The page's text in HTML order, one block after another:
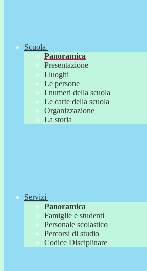
Scuola
Panoramica
Presentazione
I luoghi
Le persone
I numeri della scuola
Le carte della scuola
Organizzazione
La storia
Servizi
Panoramica
Famiglie e studenti
Personale scolastico
Percorsi di studio
Codice Disciplinare